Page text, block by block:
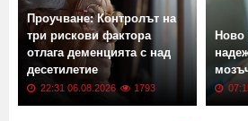
Проучване: Контролът на
три рискови фактора
отлага деменцията с над
десетилетие
22:31 06.08.2026 1793
Ново